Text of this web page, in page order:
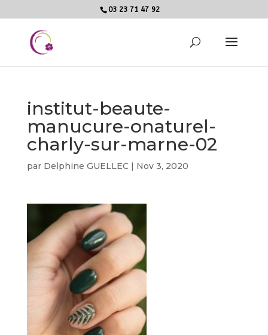
03 23 71 47 92
institut-beaute-
manucure-onaturel-
charly-sur-marne-02
par Delphine GUELLEC| Nov 3, 2020